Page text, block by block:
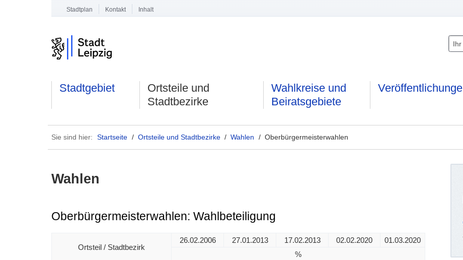
Stadtplan Kontakt Inhalt
Stadtgebiet
Ortsteile und
Stadtbezirke
Wahlkreise und
Beiratsgebiete
Sie sind hier: Startseite / Ortsteile und Stadtbezirke /Wahlen / Oberbürgermeisterwahlen
Wahlen
Oberbürgermeisterwahlen: Wahlbeteiligung
Ortsteil / Stadtbezirk
26.02.2006 27.01.2013 17.02.2013 02.02.2020
01.03.2020
%